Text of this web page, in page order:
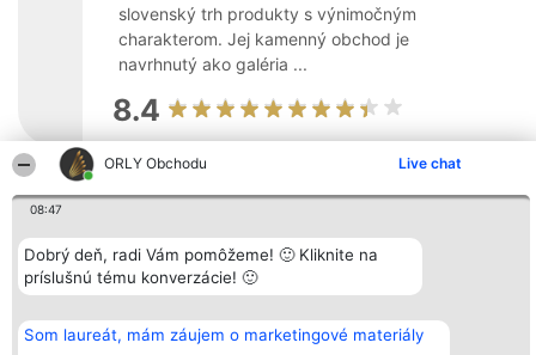
ORLY Obchodu Live chat
08:47
Dobrý deň, radi Vám pomôžeme! 🙂 Kliknite na
príslušnú tému konverzácie! 🙂
Som laureát, mám záujem o marketingové materiály
slovenský trh produkty s výnimočným
charakterom. Jej kamenný obchod je
navrhnutý ako galéria ...
8.4
Organizátor hodnotenia
Bright Side Solutions sp. z o.
ul. Ruska 22
Wrocław 50-079
KRS 0000749100 | Regon
381313360 | NIP 8943132676
+48 508 492 400
Hodnotenie
wszystkich
Laureatów
Podmienky
Obchodné
podmienky
Zásady
Kontakt